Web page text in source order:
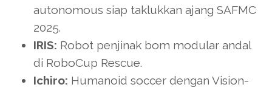
autonomous siap taklukkan ajang SAFMC
2025.
IRIS: Robot penjinak bom modular andal
di RoboCup Rescue.
Ichiro: Humanoid soccer dengan Vision-